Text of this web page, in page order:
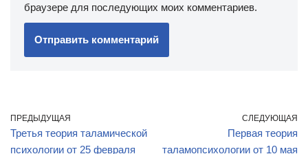
браузере для последующих моих комментариев.
ПРЕДЫДУЩАЯ
Третья теория таламической
психологии от 25 февраля
СЛЕДУЮЩАЯ
Первая теория
таламопсихологии от 10 мая